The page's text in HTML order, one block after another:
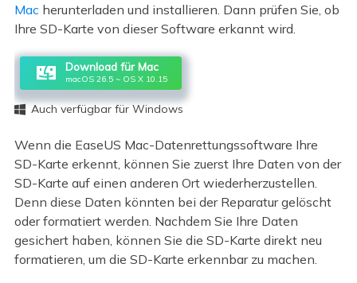
Mac herunterladen und installieren. Dann prüfen Sie, ob
Ihre SD-Karte von dieser Software erkannt wird.
Download für Mac
macOS 26.5 ~ OS X 10.15
 Auch verfügbar für Windows
Wenn die EaseUS Mac-Datenrettungssoftware Ihre
SD-Karte erkennt, können Sie zuerst Ihre Daten von der
SD-Karte auf einen anderen Ort wiederherzustellen.
Denn diese Daten könnten bei der Reparatur gelöscht
oder formatiert werden. Nachdem Sie Ihre Daten
gesichert haben, können Sie die SD-Karte direkt neu
formatieren, um die SD-Karte erkennbar zu machen.